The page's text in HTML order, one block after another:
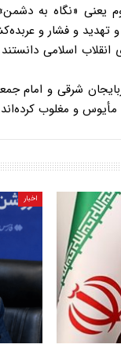
یعنی «نگاه به
تهدید و فشار و
اسلامی
شرقی و امام جمعه
مأیوس و مغلوب
اخبار